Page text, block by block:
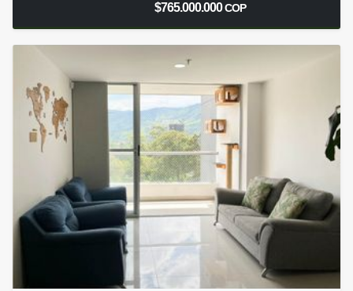
$765.000.000COP